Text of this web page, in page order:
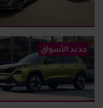
جديد الأسواق